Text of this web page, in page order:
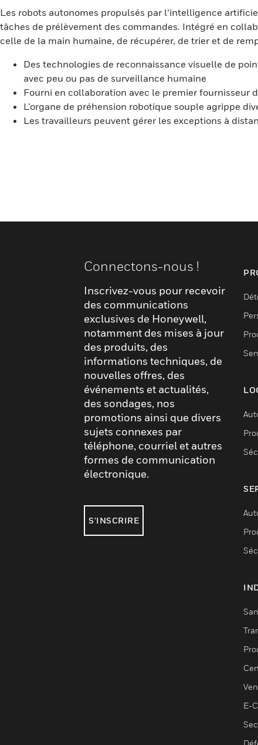
Les robots autonomes propulsés par l’intelligence
tâches de prélèvement des commandes. Intégré en
celle de la main humaine, de récupérer, de trier et de
Des technologies de reconnaissance visuelle de
avec peu ou pas de surveillance humaine
Fourni en collaboration avec le premier fournisseur
L’organe de préhension robotique souple agrippe
Les travailleurs peuvent gérer les exceptions à
Connectons-nous !
Inscrivez-vous pour recevoir
des communications
exclusives de Honeywell,
notamment des mises à jour
des produits, des
informations techniques, de
nouvelles offres, des
événements et actualités,
des sondages, nos
promotions ainsi que divers
sujets connexes par
téléphone, courriel et autres
formes de communication
électronique.
S'INSCRIRE
E-